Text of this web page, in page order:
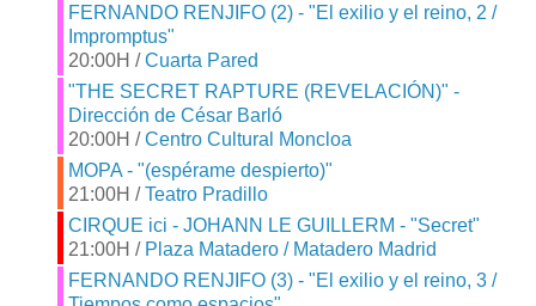
FERNANDO RENJIFO (2) - "El exilio y el reino, 2 /
Impromptus"
20:00H /Cuarta Pared
"THE SECRET RAPTURE (REVELACIÓN)" -
Dirección de César Barló
20:00H /Centro Cultural Moncloa
MOPA - "(espérame despierto)"
21:00H /Teatro Pradillo
CIRQUE ici - JOHANN LE GUILLERM - "Secret"
21:00H / Plaza Matadero / Matadero Madrid
FERNANDO RENJIFO (3) - "El exilio y el reino, 3 /